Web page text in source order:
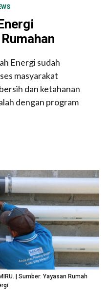
Energi sudah
masyarakat
dan ketahanan
dengan program
| Sumber: Yayasan Rumah